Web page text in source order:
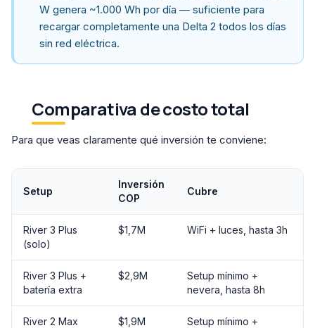
W genera ~1.000 Wh por día — suficiente para
recargar completamente una Delta 2 todos los días
sin red eléctrica.
Comparativa de costo total
Para que veas claramente qué inversión te conviene:
Setup
Inversión
COP
Cubre
River 3 Plus
(solo)
$1,7M WiFi + luces, hasta 3h
River 3 Plus +
batería extra
$2,9M
Setup mínimo +
nevera, hasta 8h
River 2 Max
$1,9M
Setup mínimo +